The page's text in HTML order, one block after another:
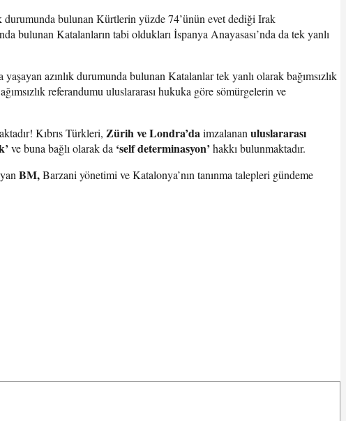
durumunda bulunan Kürtlerin yüzde 74’ünün evet dediği Irak
bulunan Katalanların tabi oldukları İspanya Anayasası’nda da tek yanlı
azınlık durumunda bulunan Katalanlar tek yanlı olarak bağımsızlık
referandumu uluslararası hukuka göre sömürgelerin ve
Kıbrıs Türkleri, Zürih ve Londra’da imzalanan uluslararası
ve buna bağlı olarak da ‘self determinasyon’ hakkı bulunmaktadır.
BM,Barzani yönetimi ve Katalonya’nın tanınma talepleri gündeme